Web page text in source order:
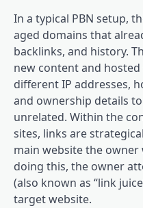
In a typical PBN setup,
aged domains that
backlinks, and history.
new content and
different IP addresses,
and ownership details
unrelated. Within the
sites, links are
main website the owner
doing this, the owner
(also known as “link
target website.